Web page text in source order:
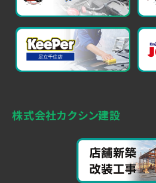
株式会社カクシン建設